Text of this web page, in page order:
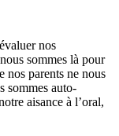
nos
sommes là pour
nos parents ne nous
sommes auto-
aisance à l’oral,